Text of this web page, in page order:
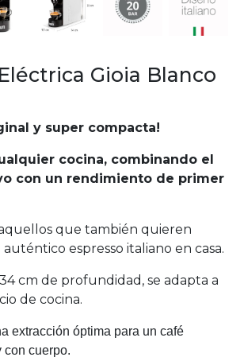
Gioia Blanco
y super compacta!
cocina, combinando el
con un rendimiento de primer
que también quieren
espresso italiano en casa.
cm de profundidad, se adapta a
de cocina.
extracción óptima para un café
con cuerpo.